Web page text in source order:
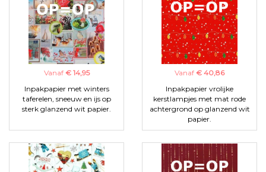
Vanaf € 14,95
Inpakpapier met winters
taferelen, sneeuw en ijs op
sterk glanzend wit papier.
Vanaf € 40,86
Inpakpapier vrolijke
kerstlampjes met mat rode
achtergrond op glanzend wit
papier.